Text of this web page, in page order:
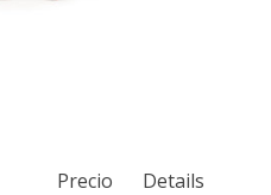
Precio Details